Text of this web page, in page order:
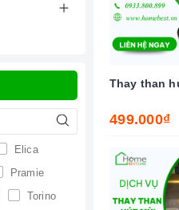
Elica
Pramie
Torino
Thay than
499.000₫